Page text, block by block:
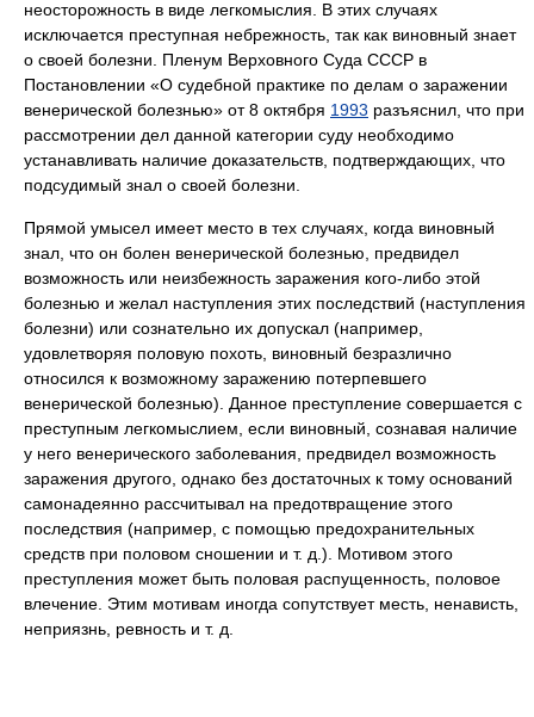
неосторожность в виде легкомыслия. В этих случаях
исключается преступная небрежность, так как виновный знает
о своей болезни. Пленум Верховного Суда СССР в
Постановлении «О судебной практике по делам о заражении
венерической болезнью» от 8 октября 1993 разъяснил, что при
рассмотрении дел данной категории суду необходимо
устанавливать наличие доказательств, подтверждающих, что
подсудимый знал о своей болезни.
Прямой умысел имеет место в тех случаях, когда виновный
знал, что он болен венерической болезнью, предвидел
возможность или неизбежность заражения кого-либо этой
болезнью и желал наступления этих последствий (наступления
болезни) или сознательно их допускал (например,
удовлетворяя половую похоть, виновный безразлично
относился к возможному заражению потерпевшего
венерической болезнью). Данное преступление совершается с
преступным легкомыслием, если виновный, сознавая наличие
у него венерического заболевания, предвидел возможность
заражения другого, однако без достаточных к тому оснований
самонадеянно рассчитывал на предотвращение этого
последствия (например, с помощью предохранительных
средств при половом сношении и т. д.). Мотивом этого
преступления может быть половая распущенность, половое
влечение. Этим мотивам иногда сопутствует месть, ненависть,
неприязнь, ревность и т. д.